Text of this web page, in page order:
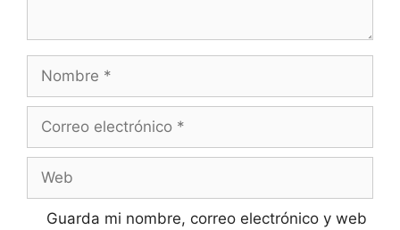
electrónico
Guarda mi nombre, correo electrónico y web